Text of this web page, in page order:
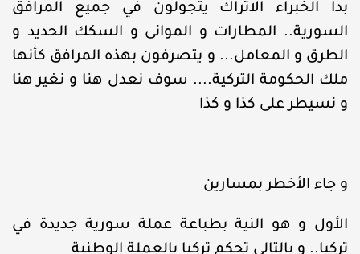
بدا الخبراء الاتراك يتجولون في جميع المرافق
السورية.. المطارات و الموانى و السكك الحديد و
الطرق و المعامل... و يتصرفون بهذه المرافق كأنها
ملك الحكومة التركية.... سوف نعدل هنا و نغير هنا
و نسيطر على كذا و كذا
و جاء الأخطر بمسارين
الأول و هو النية بطباعة عملة سورية جديدة في
تركيا.. و بالتالي تحكم تركيا بالعملة الوطنية